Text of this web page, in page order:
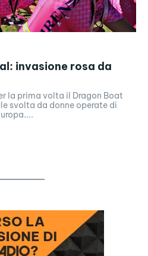
invasione rosa da
la prima volta il Dragon Boat
svolta da donne operate di